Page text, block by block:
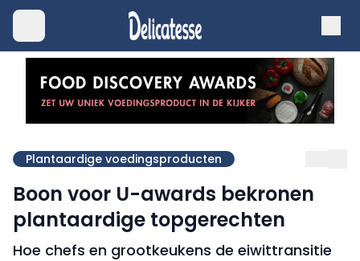
Plantaardige voedingsproducten
Boon voor U-awards bekronen
plantaardige topgerechten
Hoe chefs en grootkeukens de eiwittransitie